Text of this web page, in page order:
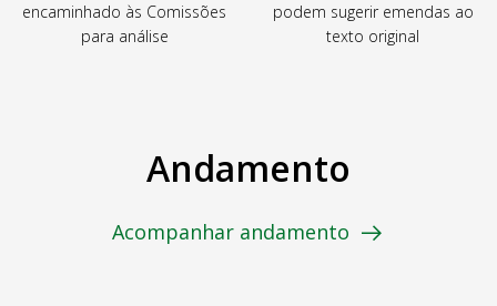
encaminhado às Comissões
para análise
podem sugerir emendas ao
texto original
Andamento
Acompanhar andamento